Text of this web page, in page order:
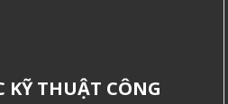
THUẬT CÔNG